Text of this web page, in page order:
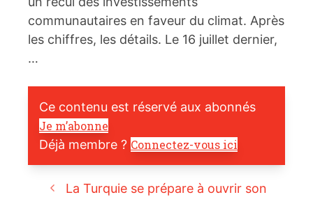
communautaires en faveur du climat. Après
les chiffres, les détails. Le 16 juillet dernier,
…
Ce contenu est réservé aux abonnés
Je m’abonne
Déjà membre ? Connectez-vous ici
La Turquie se prépare à ouvrir son